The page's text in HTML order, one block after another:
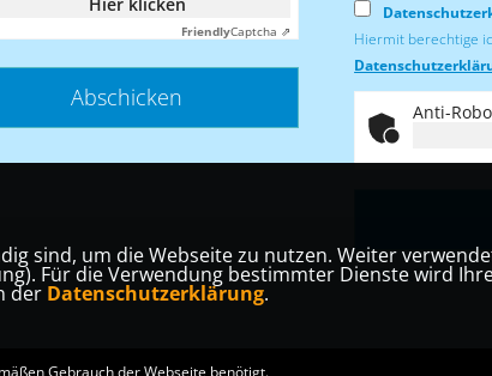
FriendlyCaptcha ⇗
Hiermit berechtige
Anti-
* Pflichtfeld!
sind, um die Webseite zu nutzen. Weiter
Für die Verwendung bestimmter Dienste wird
der Datenschutzerklärung.
Gebrauch der Webseite benötigt.